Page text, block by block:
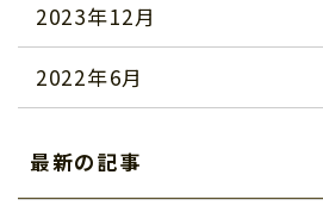
2023年12月
2022年6月
最新の記事